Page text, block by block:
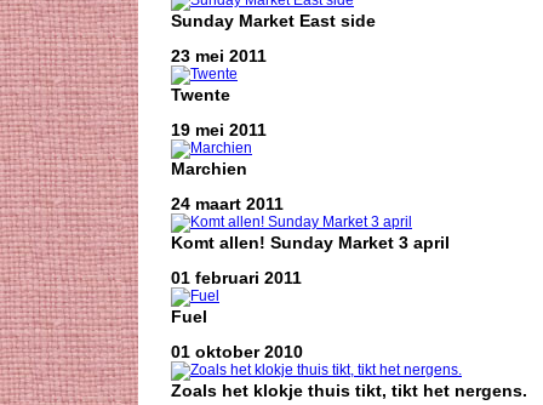
Sunday Market East side
23 mei 2011
Twente
19 mei 2011
Marchien
24 maart 2011
Komt allen! Sunday Market 3 april
01 februari 2011
Fuel
01 oktober 2010
Zoals het klokje thuis tikt, tikt het nergens.